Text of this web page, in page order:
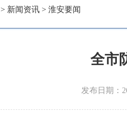
> 新闻资讯 > 淮安要闻
全市
发布日期：